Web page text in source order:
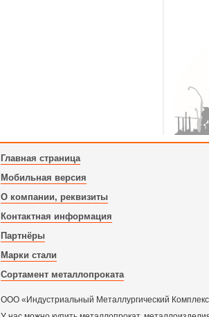
Главная страница
Мобильная версия
О компании, реквизиты
Контактная информация
Партнёры
Марки стали
Сортамент металлопроката
ООО «Индустриальный Металлургический